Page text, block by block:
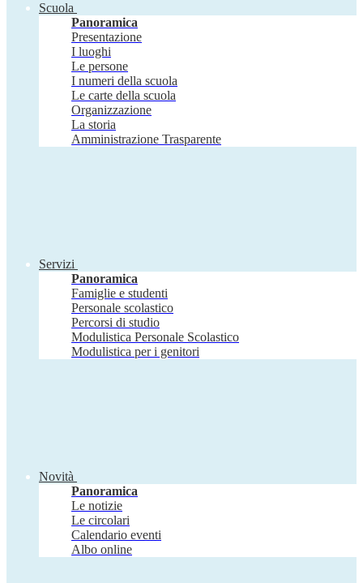
Scuola
Panoramica
Presentazione
I luoghi
Le persone
I numeri della scuola
Le carte della scuola
Organizzazione
La storia
Amministrazione Trasparente
Servizi
Panoramica
Famiglie e studenti
Personale scolastico
Percorsi di studio
Modulistica Personale Scolastico
Modulistica per i genitori
Novità
Panoramica
Le notizie
Le circolari
Calendario eventi
Albo online